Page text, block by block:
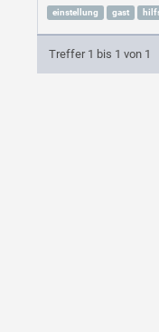
einstellung
gast
Treffer 1 bis 1 von 1